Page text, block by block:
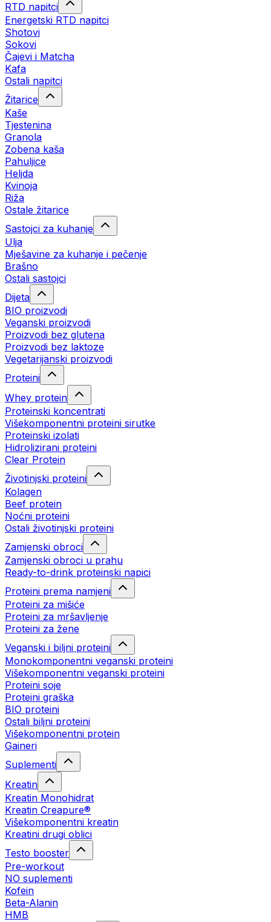
RTD napitci
Energetski RTD napitci
Shotovi
Sokovi
Čajevi i Matcha
Kafa
Ostali napitci
Žitarice
Kaše
Tjestenina
Granola
Zobena kaša
Pahuljice
Heljda
Kvinoja
Riža
Ostale žitarice
Sastojci za kuhanje
Ulja
Mješavine za kuhanje i pečenje
Brašno
Ostali sastojci
Dijeta
BIO proizvodi
Veganski proizvodi
Proizvodi bez glutena
Proizvodi bez laktoze
Vegetarijanski proizvodi
Proteini
Whey protein
Proteinski koncentrati
Višekomponentni proteini sirutke
Proteinski izolati
Hidrolizirani proteini
Clear Protein
Životinjski proteini
Kolagen
Beef protein
Noćni proteini
Ostali životinjski proteini
Zamjenski obroci
Zamjenski obroci u prahu
Ready-to-drink proteinski napici
Proteini prema namjeni
Proteini za mišiće
Proteini za mršavljenje
Proteini za žene
Veganski i biljni proteini
Monokomponentni veganski proteini
Višekomponentni veganski proteini
Proteini soje
Proteini graška
BIO proteini
Ostali biljni proteini
Višekomponentni protein
Gaineri
Suplementi
Kreatin
Kreatin Monohidrat
Kreatin Creapure®
Višekomponentni kreatin
Kreatini drugi oblici
Testo booster
Pre-workout
NO suplementi
Kofein
Beta-Alanin
HMB